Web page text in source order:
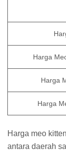
Harga
Harga
Harga
Harga meo
antara daerah